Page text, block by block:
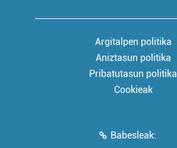
Argitalpen politika
Aniztasun politika
Pribatutasun politika
Cookieak
Babesleak: